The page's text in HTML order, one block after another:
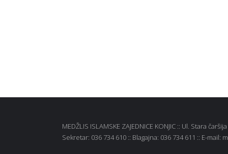
MEDŽLIS ISLAMSKE ZAJEDNICE KONJIC :: Ul. Stara
Sekretar: 036 734 610 :: Blagajna: 036 734 611 :: E-mail: